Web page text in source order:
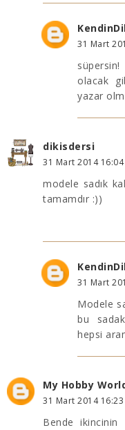
31 Mart
olacak
yazar
dikisdersi
31 Mart 2014 16:04
modele sadık
tamamdır :))
31 Mart
Modele
bu
hepsi
My Hobby
31 Mart 2014 16:23
Bende ikincinin